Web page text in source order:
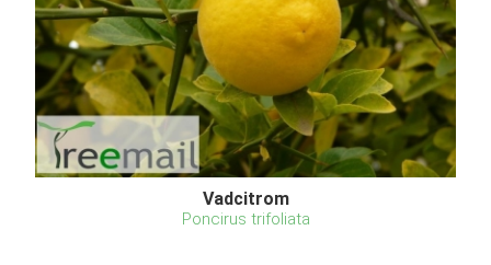
Vadcitrom
Poncirus trifoliata